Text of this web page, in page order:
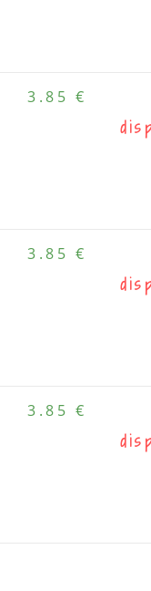
3.85 €
3.85 €
3.85 €